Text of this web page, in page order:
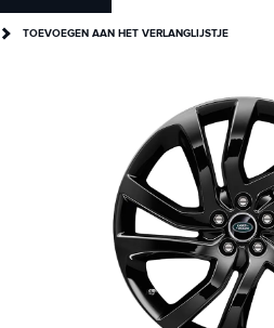
TOEVOEGEN AAN HET VERLANGLIJSTJE